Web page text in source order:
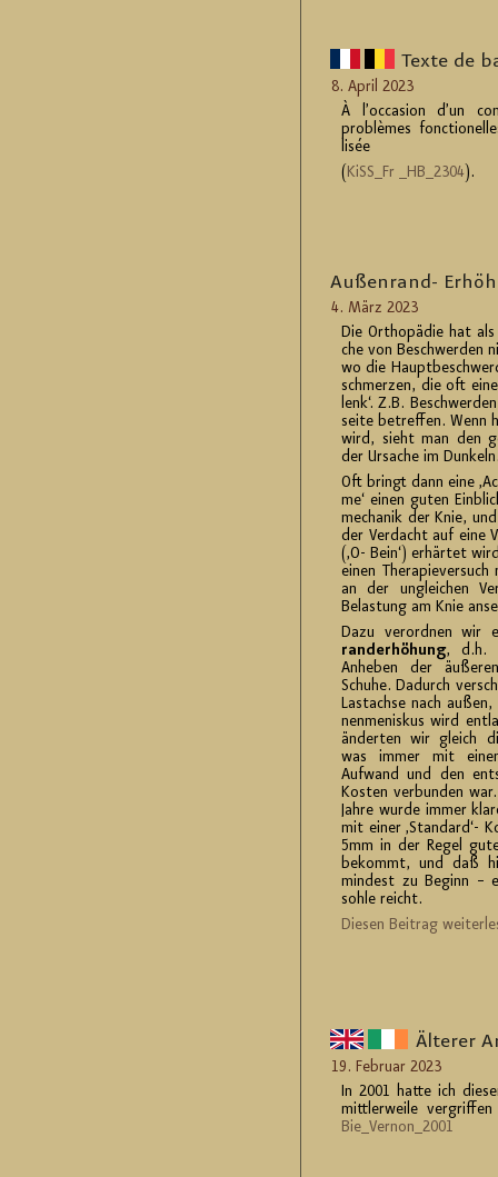
Texte de
8. April 2023
À l’oc­ca­si­on d’un
problèmes
lisée
(KiS­S_Fr _H­B_2304).
Au­ßen­rand-
4. März 2023
Die Or­tho­pä­die hat
che von Be­schwer­den
wo die
schmer­zen, die oft
lenk‘. Z.B.
sei­te be­tref­fen. Wenn
wird, sieht man den
der Ur­sa­che im
Oft bringt dann eine
me‘ einen guten
me­cha­nik der Knie,
der Ver­dacht auf eine
(‚O- Bein‘) er­här­tet
einen The­ra­pie­ver­such
an der un­glei­chen
Be­las­tung am Knie
Dazu ver­ord­nen wir
rand­er­hö­hung, d.h.
An­he­ben der
Schu­he. Da­durch
Las­tach­se nach
nen­me­nis­kus wird
än­der­ten wir gleich
was immer mit
Auf­wand und den
Kos­ten ver­bun­den
Jahre wurde immer
mit einer ‚Stan­dard‘-
5mm in der Regel
be­kommt, und daß
min­dest zu Be­ginn –
soh­le reicht.
Die­sen Bei­trag
Äl­te­rer
19. Fe­bru­ar 2023
In 2001 hatte ich
mitt­ler­wei­le
Bie_Ver­non_2001